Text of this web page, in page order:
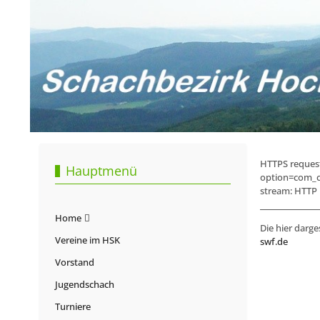
Hauptmenü
Home
Vereine im HSK
Vorstand
Jugendschach
Turniere
HTTPS
stream:
Die hier
swf.de